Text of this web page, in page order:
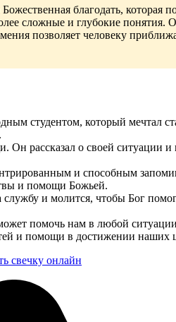
благодать, которая
сложные и глубокие
позволяет человеку
студентом, который мечтал
рассказал о своей ситуации
и способным
и помощи Божьей.
и молится, чтобы Бог
помочь нам в любой
и помощи в достижении наших